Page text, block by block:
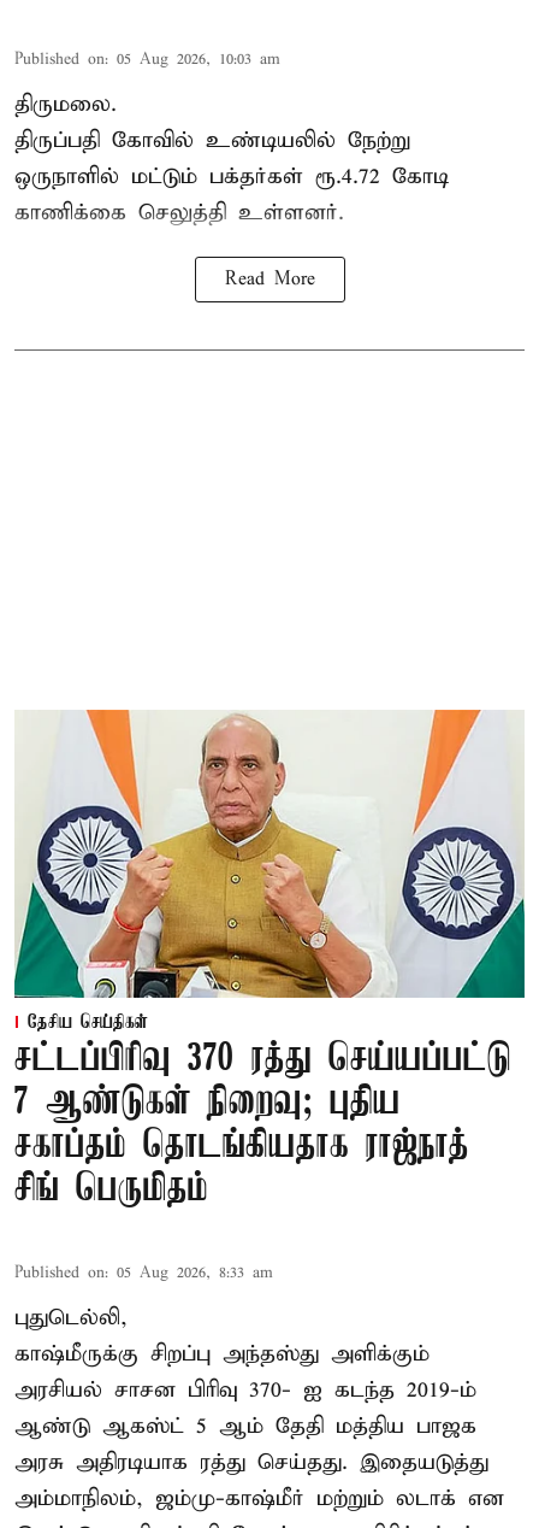
Published on: 05 Aug 2026, 10:03 am
திருமலை.
திருப்பதி கோவில் உண்டியலில் நேற்று
ஒருநாளில் மட்டும் பக்தர்கள் ரூ.4.72 கோடி
காணிக்கை செலுத்தி உள்ளனர்.
Read More
தேசிய செய்திகள்
சட்டப்பிரிவு 370 ரத்து செய்யப்பட்டு
7 ஆண்டுகள் நிறைவு; புதிய
சகாப்தம் தொடங்கியதாக ராஜ்நாத்
சிங் பெருமிதம்
Published on: 05 Aug 2026, 8:33 am
புதுடெல்லி,
காஷ்மீருக்கு சிறப்பு அந்தஸ்து அளிக்கும்
அரசியல் சாசன பிரிவு 370- ஐ கடந்த 2019-ம்
ஆண்டு ஆகஸ்ட் 5 ஆம் தேதி மத்திய பாஜக
அரசு அதிரடியாக ரத்து செய்தது. இதையடுத்து
அம்மாநிலம், ஜம்மு-காஷ்மீர் மற்றும் லடாக் என